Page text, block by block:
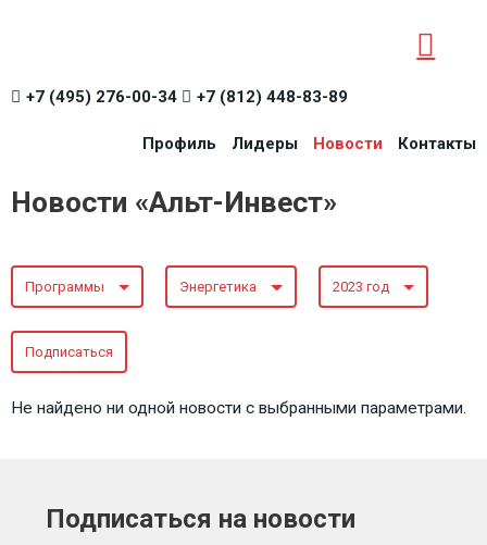
+7 (495) 276-00-34 +7 (812) 448-83-89
Профиль Лидеры Новости Контакты
Новости «Альт-Инвест»
Программы Энергетика 2023 год
Подписаться
Не найдено ни одной новости с выбранными параметрами.
Подписаться на новости